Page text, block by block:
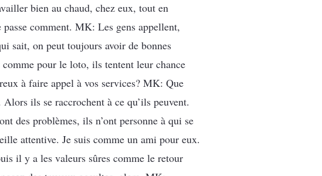
bien au chaud, chez eux, tout en
comment. MK: Les gens appellent,
sait, on peut toujours avoir de bonnes
pour le loto, ils tentent leur chance
à faire appel à vos services? MK: Que
ils se raccrochent à ce qu’ils peuvent.
des problèmes, ils n’ont personne à qui se
attentive. Je suis comme un ami pour eux.
il y a les valeurs sûres comme le retour